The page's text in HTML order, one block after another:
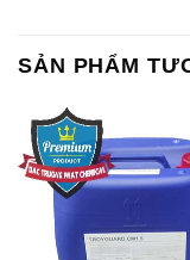
Chất Bảo Quản CMIT
Lan Thailand